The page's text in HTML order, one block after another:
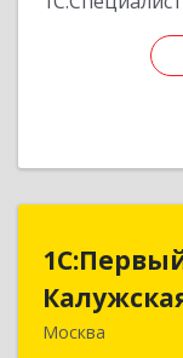
Москва
109147,